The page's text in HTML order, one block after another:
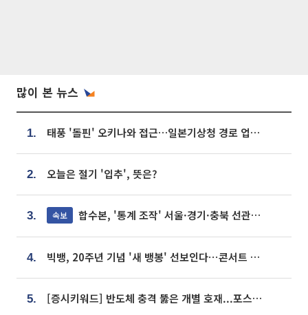
많이 본 뉴스
1. 태풍 '돌핀' 오키나와 접근…일본기상청 경로 업데이트
2. 오늘은 절기 '입추', 뜻은?
3. 속보 합수본, '통계 조작' 서울·경기·충북 선관위 등 추가 압수수색
4. 빅뱅, 20주년 기념 '새 뱅봉' 선보인다⋯콘서트 앞두고 팝업 개최
5. [증시키워드] 반도체 충격 뚫은 개별 호재...포스코퓨처엠·에코프로·한화솔루션 '눈길'